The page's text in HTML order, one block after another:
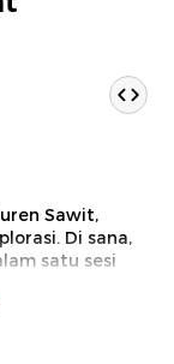
Sawit,
Di sana,
satu sesi
murid
dan